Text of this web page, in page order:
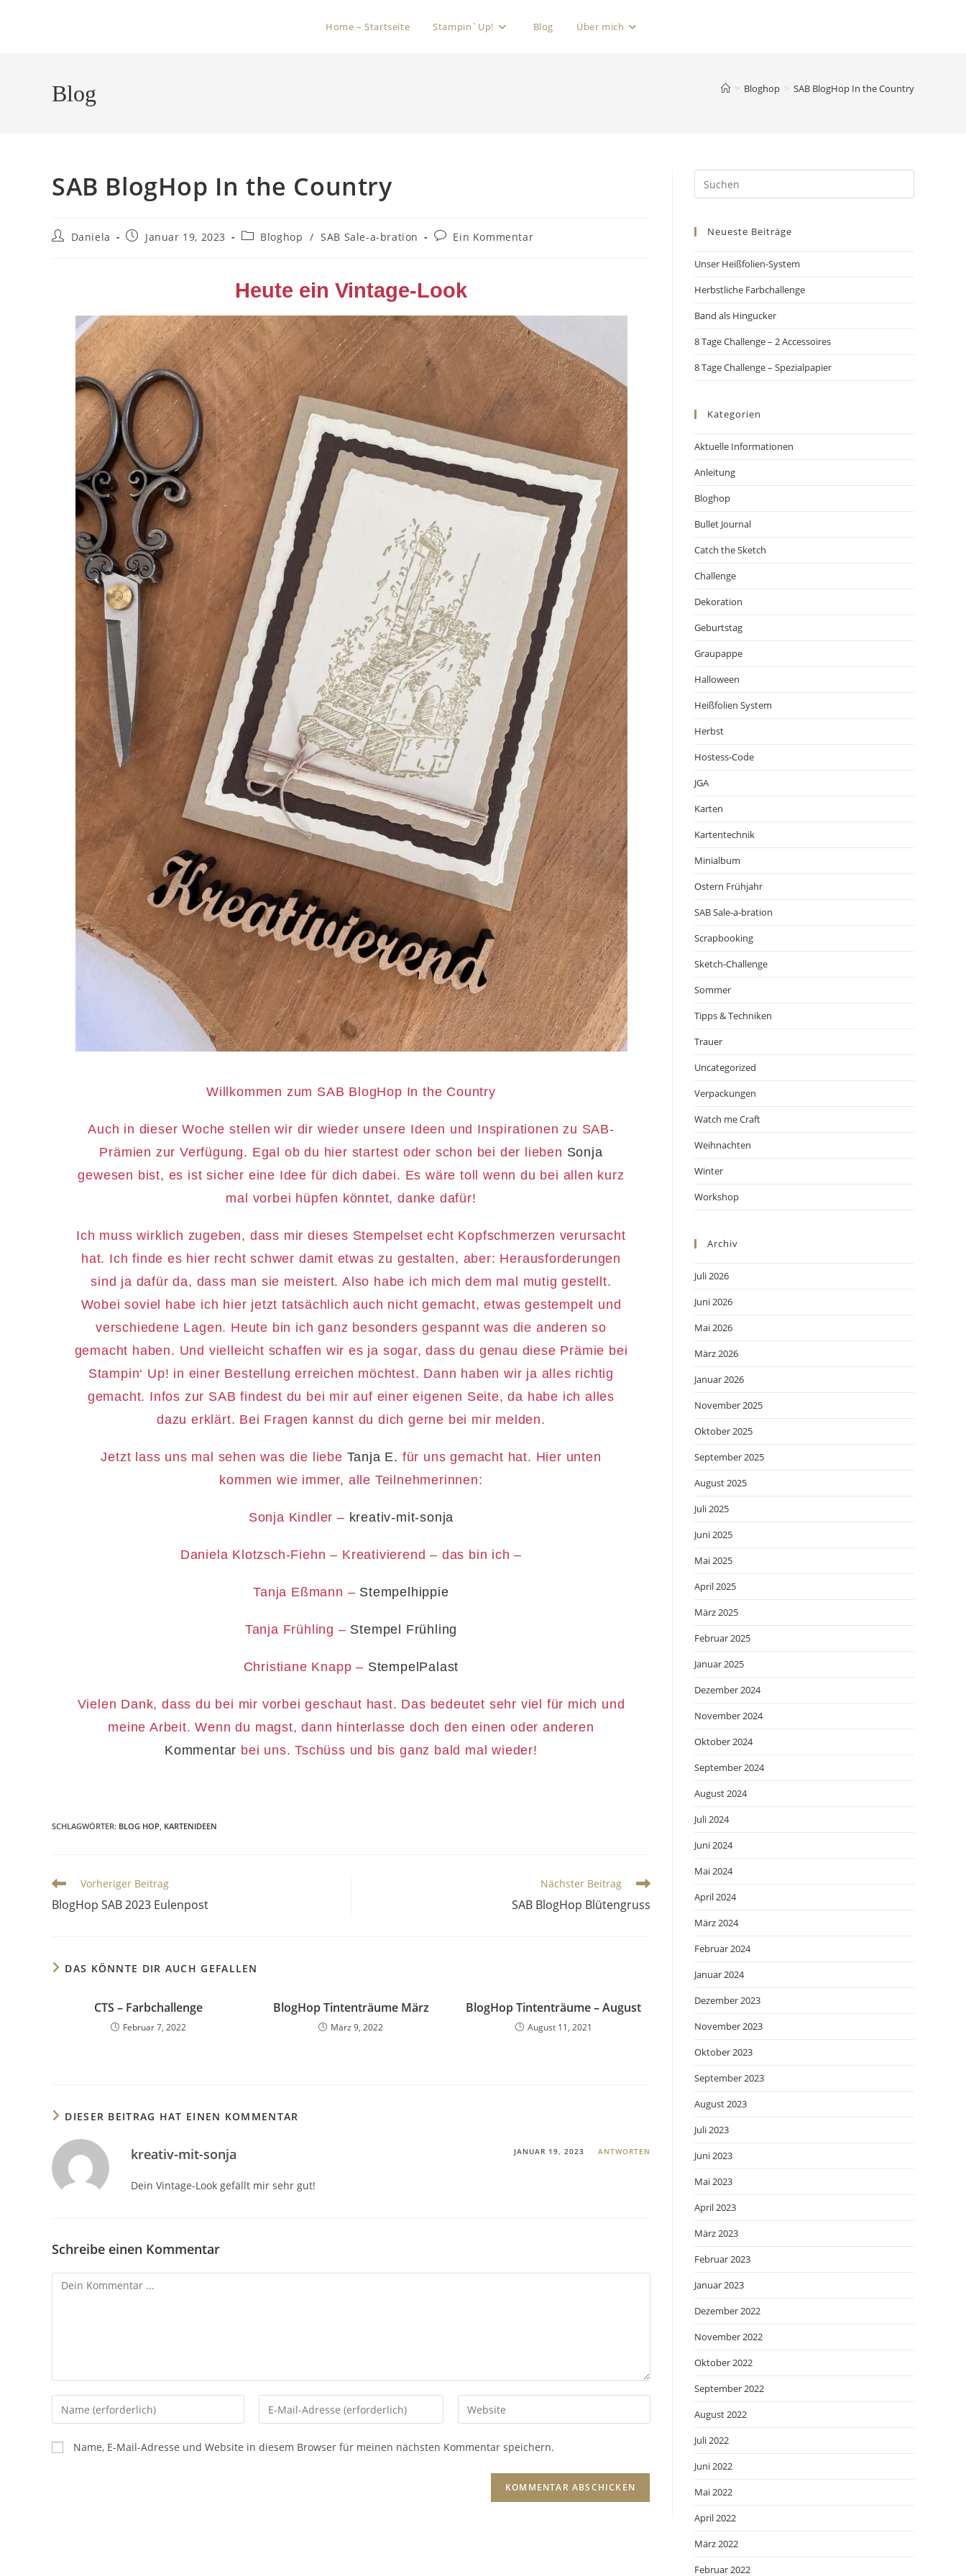
Home – Startseite Stampin`Up! Blog Über mich
Blog > Bloghop > SAB BlogHop In the Country
SAB BlogHop In the Country
Daniela Januar 19, 2023 Bloghop / SAB Sale-a-bration Ein Kommentar
Heute ein Vintage-Look
Willkommen zum SAB BlogHop In the Country
Auch in dieser Woche stellen wir dir wieder unsere Ideen und Inspirationen zu SAB-
Prämien zur Verfügung. Egal ob du hier startest oder schon bei der lieben Sonja
gewesen bist, es ist sicher eine Idee für dich dabei. Es wäre toll wenn du bei allen kurz
mal vorbei hüpfen könntet, danke dafür!
Ich muss wirklich zugeben, dass mir dieses Stempelset echt Kopfschmerzen verursacht
hat. Ich finde es hier recht schwer damit etwas zu gestalten, aber: Herausforderungen
sind ja dafür da, dass man sie meistert. Also habe ich mich dem mal mutig gestellt.
Wobei soviel habe ich hier jetzt tatsächlich auch nicht gemacht, etwas gestempelt und
verschiedene Lagen. Heute bin ich ganz besonders gespannt was die anderen so
gemacht haben. Und vielleicht schaffen wir es ja sogar, dass du genau diese Prämie bei
Stampin‘ Up! in einer Bestellung erreichen möchtest. Dann haben wir ja alles richtig
gemacht. Infos zur SAB findest du bei mir auf einer eigenen Seite, da habe ich alles
dazu erklärt. Bei Fragen kannst du dich gerne bei mir melden.
Jetzt lass uns mal sehen was die liebe Tanja E. für uns gemacht hat. Hier unten
kommen wie immer, alle Teilnehmerinnen:
Sonja Kindler – kreativ-mit-sonja
Daniela Klotzsch-Fiehn – Kreativierend – das bin ich –
Tanja Eßmann – Stempelhippie
Tanja Frühling – Stempel Frühling
Christiane Knapp – StempelPalast
Vielen Dank, dass du bei mir vorbei geschaut hast. Das bedeutet sehr viel für mich und
meine Arbeit. Wenn du magst, dann hinterlasse doch den einen oder anderen
Kommentar bei uns. Tschüss und bis ganz bald mal wieder!
SCHLAGWÖRTER: BLOG HOP, KARTENIDEEN
Vorheriger Beitrag
BlogHop SAB 2023 Eulenpost
Nächster Beitrag
SAB BlogHop Blütengruss
DAS KÖNNTE DIR AUCH GEFALLEN
CTS – Farbchallenge
Februar 7, 2022
BlogHop Tintenträume März
März 9, 2022
BlogHop Tintenträume – August
August 11, 2021
DIESER BEITRAG HAT EINEN KOMMENTAR
kreativ-mit-sonja JANUAR 19, 2023 ANTWORTEN
Dein Vintage-Look gefällt mir sehr gut!
Schreibe einen Kommentar
Name, E-Mail-Adresse und Website in diesem Browser für meinen nächsten Kommentar speichern.
Neueste Beiträge
Unser Heißfolien-System
Herbstliche Farbchallenge
Band als Hingucker
8 Tage Challenge – 2 Accessoires
8 Tage Challenge – Spezialpapier
Kategorien
Aktuelle Informationen
Anleitung
Bloghop
Bullet Journal
Catch the Sketch
Challenge
Dekoration
Geburtstag
Graupappe
Halloween
Heißfolien System
Herbst
Hostess-Code
JGA
Karten
Kartentechnik
Minialbum
Ostern Frühjahr
SAB Sale-a-bration
Scrapbooking
Sketch-Challenge
Sommer
Tipps & Techniken
Trauer
Uncategorized
Verpackungen
Watch me Craft
Weihnachten
Winter
Workshop
Archiv
Juli 2026
Juni 2026
Mai 2026
März 2026
Januar 2026
November 2025
Oktober 2025
September 2025
August 2025
Juli 2025
Juni 2025
Mai 2025
April 2025
März 2025
Februar 2025
Januar 2025
Dezember 2024
November 2024
Oktober 2024
September 2024
August 2024
Juli 2024
Juni 2024
Mai 2024
April 2024
März 2024
Februar 2024
Januar 2024
Dezember 2023
November 2023
Oktober 2023
September 2023
August 2023
Juli 2023
Juni 2023
Mai 2023
April 2023
März 2023
Februar 2023
Januar 2023
Dezember 2022
November 2022
Oktober 2022
September 2022
August 2022
Juli 2022
Juni 2022
Mai 2022
April 2022
März 2022
Februar 2022